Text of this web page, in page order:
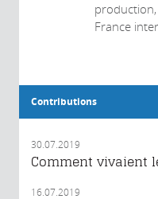
France
Contributions
30.07.2019
Comment vivaient
16.07.2019